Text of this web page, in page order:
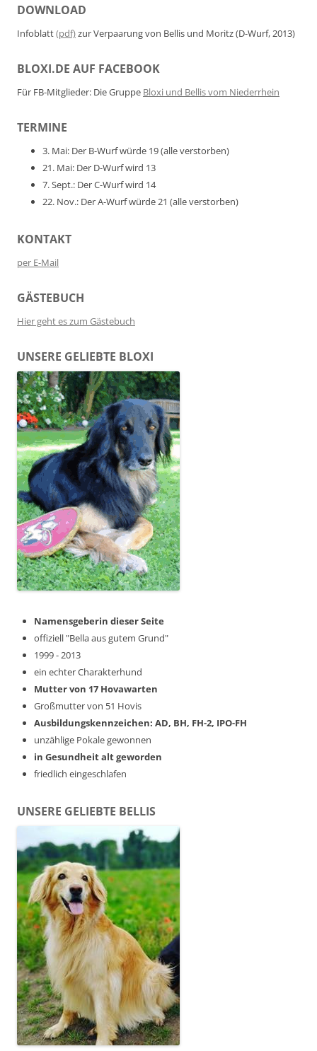
DOWNLOAD
Infoblatt(pdf)zur Verpaarung von Bellis und Moritz (D-Wurf, 2013)
BLOXI.DE AUF FACEBOOK
Für FB-Mitglieder: Die Gruppe Bloxi und Bellis vom Niederrhein
TERMINE
3. Mai: Der B-Wurf würde 19 (alle verstorben)
21. Mai: Der D-Wurf wird 13
7. Sept.: Der C-Wurf wird 14
22. Nov.: Der A-Wurf würde 21 (alle verstorben)
KONTAKT
per E-Mail
GÄSTEBUCH
Hier geht es zum Gästebuch
UNSERE GELIEBTE BLOXI
Namensgeberin dieser Seite
offiziell "Bella aus gutem Grund"
1999 - 2013
ein echter Charakterhund
Mutter von 17 Hovawarten
Großmutter von 51 Hovis
Ausbildungskennzeichen: AD, BH, FH-2, IPO-FH
unzählige Pokale gewonnen
in Gesundheit alt geworden
friedlich eingeschlafen
UNSERE GELIEBTE BELLIS